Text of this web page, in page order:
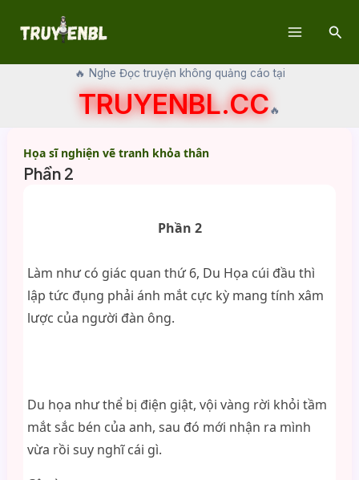
🔥 Nghe Đọc truyện không quảng cáo tại
TRUYENBL.CC🔥
Họa sĩ nghiện vẽ tranh khỏa thân
Phần 2
Phần 2
Làm như có giác quan thứ 6, Du Họa cúi đầu thì
lập tức đụng phải ánh mắt cực kỳ mang tính xâm
lược của người đàn ông.
Du họa như thể bị điện giật, vội vàng rời khỏi tầm
mắt sắc bén của anh, sau đó mới nhận ra mình
vừa rồi suy nghĩ cái gì.